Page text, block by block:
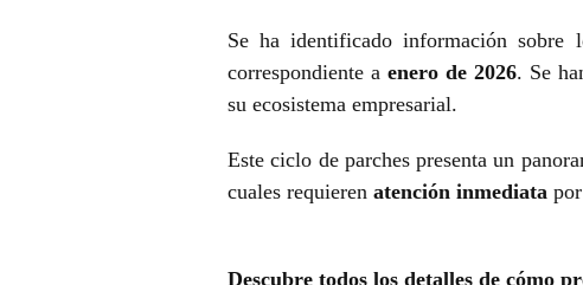
Se ha identificado información sobre
correspondiente aenero de 2026. Se
su ecosistema empresarial.
Este ciclo de parches presenta un
cuales requieren atención inmediata
Descubre todos los detalles de cómo